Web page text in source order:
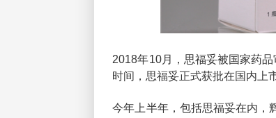
2018年10月，思福妥被国家药
时间，思福妥正式获批在国内上
今年上半年，包括思福妥在内，